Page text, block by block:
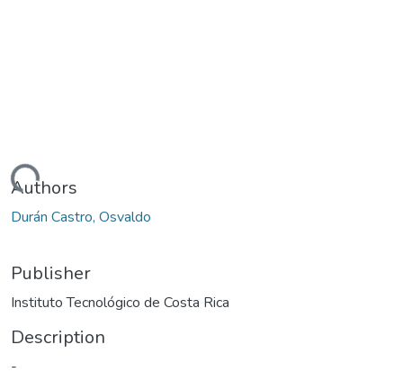
Loading...
Authors
Durán Castro, Osvaldo
Publisher
Instituto Tecnológico de Costa Rica
Description
-